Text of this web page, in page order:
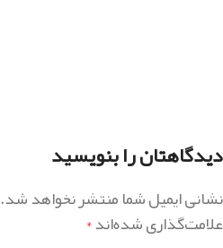
دیدگاهتان را بنویسید
نشانی ایمیل شما منتشر نخواهد شد.
علامت‌گذاری شده‌اند*